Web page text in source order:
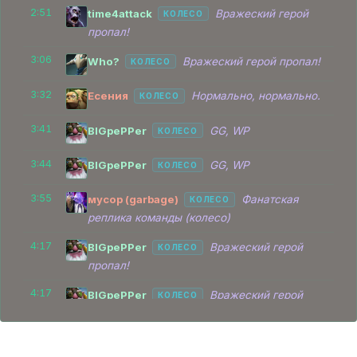
Есения
Pudge
rejected
Sven
26:05 мусор (garbage)
Dark Seer
Who?
Sven
2:51 time4attack КОЛЕСО
Вражеский герой
пропал!
3:06 Who? КОЛЕСО Вражеский герой пропал!
3:32 Есения КОЛЕСО Нормально, нормально.
3:41 BIGpePPer КОЛЕСО GG, WP
3:44 BIGpePPer КОЛЕСО GG, WP
3:55 мусор (garbage) КОЛЕСО
Фанатская
реплика команды (колесо)
4:17 BIGpePPer КОЛЕСО
Вражеский герой
пропал!
4:17 BIGpePPer КОЛЕСО
Вражеский герой